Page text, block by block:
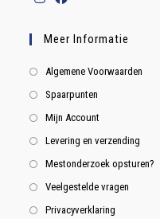
Meer Informatie
Algemene Voorwaarden
Spaarpunten
Mijn Account
Levering en verzending
Mestonderzoek opsturen?
Veelgestelde vragen
Privacyverklaring